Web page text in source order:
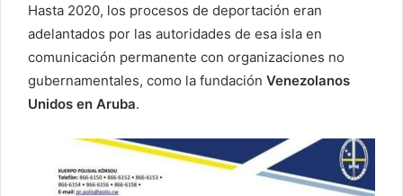
Hasta 2020, los procesos de deportación eran
adelantados por las autoridades de esa isla en
comunicación permanente con organizaciones no
gubernamentales, como la fundación Venezolanos
Unidos en Aruba.